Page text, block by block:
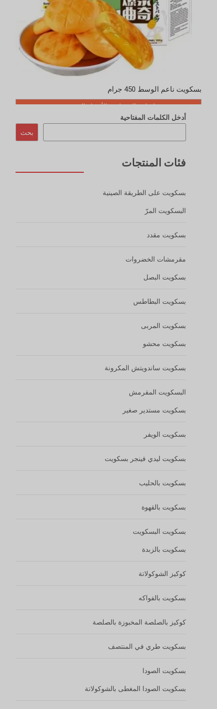
بسكويت ناعم الوسط 450 جرام
إضافة إلى قائمة الأسعار السريعة
أدخل الكلمات المفتاحية
بحث
فئات المنتجات
بسكويت على الطريقة الصينية
البسكويت المرّ
بسكويت مقدد
مقرمشات الخضروات
بسكويت البصل
بسكويت البطاطس
بسكويت المربى
بسكويت محشو
بسكويت ساندويتش المكرونة
البسكويت المقرمش
بسكويت مستدير صغير
بسكويت الويفر
بسكويت ليدي فينجر بسكويت
بسكويت بالحليب
بسكويت بالقهوة
بسكويت البسكويت
بسكويت بالزبدة
كوكيز الشوكولاتة
بسكويت بالفواكه
كوكيز بالصلصة المخبوزة بالصلصة
بسكويت طري في المنتصف
بسكويت الصودا
بسكويت الصودا المغطى بالشوكولاتة